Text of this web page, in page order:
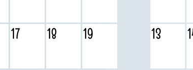
17 18 19 13